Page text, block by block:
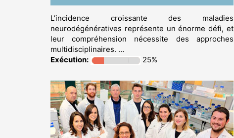
L’incidence croissante des maladies
neurodégénératives représente un énorme défi, et
leur compréhension nécessite des approches
multidisciplinaires. …
Exécution:
25%